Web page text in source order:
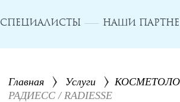
СПЕЦИАЛИСТЫ НАШИ
Главная Услуги
РАДИЕСС / RADIESSE